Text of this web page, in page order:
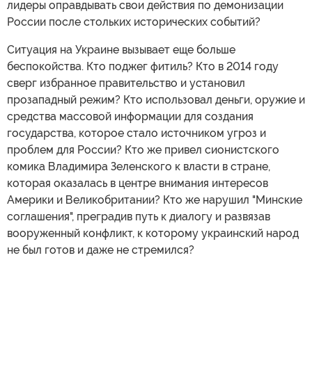
лидеры оправдывать свои действия по демонизации
России после стольких исторических событий?
Ситуация на Украине вызывает еще больше
беспокойства. Кто поджег фитиль? Кто в 2014 году
сверг избранное правительство и установил
прозападный режим? Кто использовал деньги, оружие и
средства массовой информации для создания
государства, которое стало источником угроз и
проблем для России? Кто же привел сионистского
комика Владимира Зеленского к власти в стране,
которая оказалась в центре внимания интересов
Америки и Великобритании? Кто же нарушил "Минские
соглашения", преградив путь к диалогу и развязав
вооруженный конфликт, к которому украинский народ
не был готов и даже не стремился?